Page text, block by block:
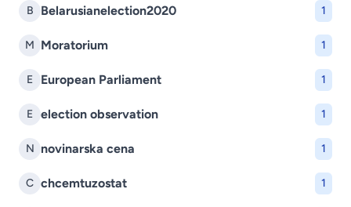
B Belarusianelection2020 1
M Moratorium 1
E European Parliament 1
E election observation 1
N novinarska cena 1
C chcemtuzostat 1